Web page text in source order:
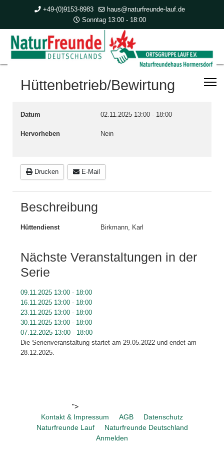
+49-(0)9153-8983
haus@naturfreunde-lauf.de
Sonntag 13:00 - 18:00
Hüttenbetrieb/Bewirtung
Datum 02.11.2025 13:00 - 18:00
Hervorheben Nein
Drucken E-Mail
Beschreibung
Hüttendienst Birkmann, Karl
Nächste Veranstaltungen in der
Serie
09.11.2025 13:00 - 18:00
16.11.2025 13:00 - 18:00
23.11.2025 13:00 - 18:00
30.11.2025 13:00 - 18:00
07.12.2025 13:00 - 18:00
Die Serienveranstaltung startet am 29.05.2022 und endet am
28.12.2025.
">
Kontakt & Impressum
AGB
Datenschutz
Naturfreunde Lauf
Naturfreunde Deutschland
Anmelden